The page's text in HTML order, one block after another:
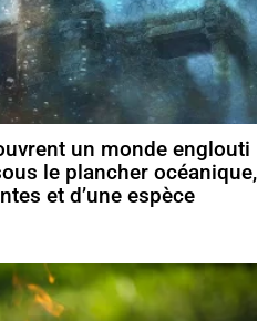
un monde englouti
le plancher océanique,
et d’une espèce